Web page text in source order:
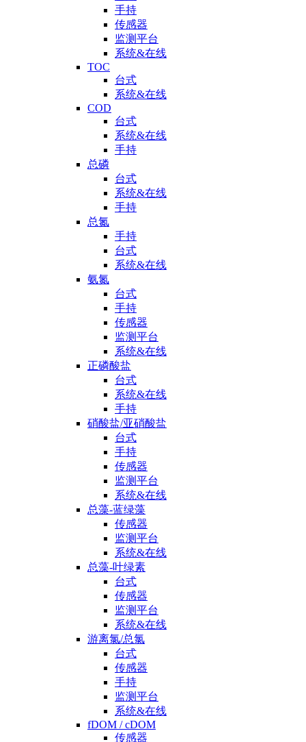
手持
传感器
监测平台
系统&在线
TOC
台式
系统&在线
COD
台式
系统&在线
手持
总磷
台式
系统&在线
手持
总氮
手持
台式
系统&在线
氨氮
台式
手持
传感器
监测平台
系统&在线
正磷酸盐
台式
系统&在线
手持
硝酸盐/亚硝酸盐
台式
手持
传感器
监测平台
系统&在线
总藻-蓝绿藻
传感器
监测平台
系统&在线
总藻-叶绿素
台式
传感器
监测平台
系统&在线
游离氯/总氯
台式
传感器
手持
监测平台
系统&在线
fDOM / cDOM
传感器